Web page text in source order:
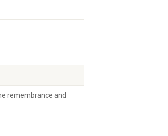
remembrance and